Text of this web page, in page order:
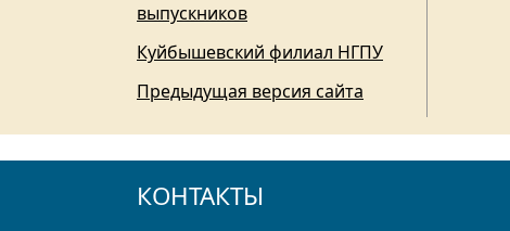
выпускников
Куйбышевский филиал НГПУ
Предыдущая версия сайта
КОНТАКТЫ